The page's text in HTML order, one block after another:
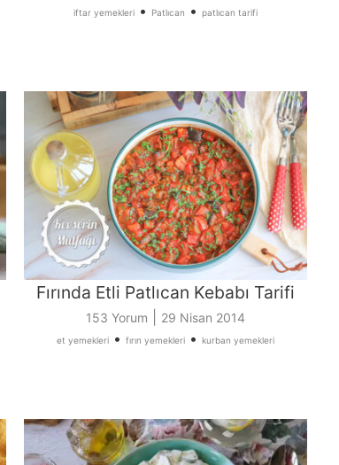
iftar yemekleri • Patlıcan • patlıcan tarifi
Fırında Etli Patlıcan Kebabı Tarifi
153 Yorum 29 Nisan 2014
et yemekleri • fırın yemekleri • kurban yemekleri